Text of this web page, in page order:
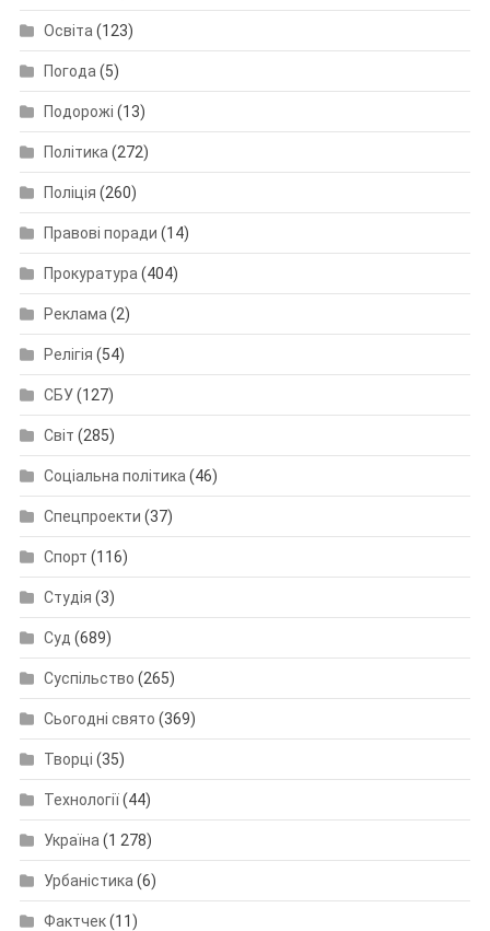
Освіта (123)
Погода (5)
Подорожі (13)
Політика (272)
Поліція (260)
Правові поради (14)
Прокуратура (404)
Реклама (2)
Релігія (54)
СБУ(127)
Світ (285)
Соціальна політика (46)
Спецпроекти (37)
Спорт (116)
Студія (3)
Суд (689)
Суспільство (265)
Сьогодні свято (369)
Творці (35)
Технології(44)
Україна (1 278)
Урбаністика (6)
Фактчек(11)